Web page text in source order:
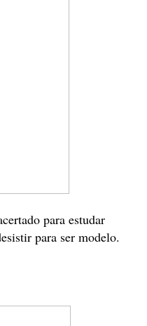
para estudar
para ser modelo.